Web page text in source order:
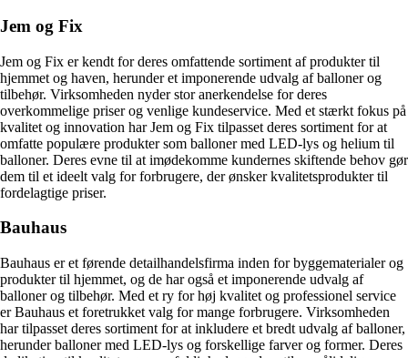
Jem og Fix
Jem og Fix er kendt for deres omfattende sortiment af produkter til
hjemmet og haven, herunder et imponerende udvalg af balloner og
tilbehør. Virksomheden nyder stor anerkendelse for deres
overkommelige priser og venlige kundeservice. Med et stærkt fokus på
kvalitet og innovation har Jem og Fix tilpasset deres sortiment for at
omfatte populære produkter som balloner med LED-lys og helium til
balloner. Deres evne til at imødekomme kundernes skiftende behov gør
dem til et ideelt valg for forbrugere, der ønsker kvalitetsprodukter til
fordelagtige priser.
Bauhaus
Bauhaus er et førende detailhandelsfirma inden for byggematerialer og
produkter til hjemmet, og de har også et imponerende udvalg af
balloner og tilbehør. Med et ry for høj kvalitet og professionel service
er Bauhaus et foretrukket valg for mange forbrugere. Virksomheden
har tilpasset deres sortiment for at inkludere et bredt udvalg af balloner,
herunder balloner med LED-lys og forskellige farver og former. Deres